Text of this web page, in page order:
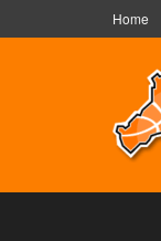
Home